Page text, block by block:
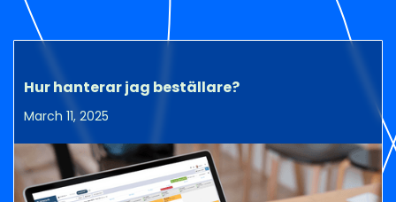
Hur hanterar jag beställare?
March 11, 2025